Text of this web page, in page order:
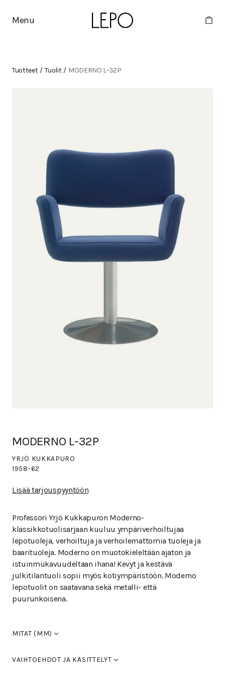
Menu
Tuotteet / Tuolit / MODERNO L-32P
MODERNO L-32P
YRJÖ KUKKAPURO
1958-62
Lisää tarjouspyyntöön
Professori Yrjö Kukkapuron Moderno-
klassikkotuolisarjaan kuuluu ympäriverhoiltujaa
lepotuoleja, verhoiltuja ja verhoilemattomia tuoleja ja
baarituoleja. Moderno on muotokieleltään ajaton ja
istuinmukavuudeltaan ihana! Kevyt ja kestävä
julkitilantuoli sopii myös kotiympäristöön. Moderno
lepotuolit on saatavana sekä metalli- että
puurunkoisena.
MITAT (MM)
Syvyys580
VAIHTOEHDOT JA KÄSITTELYT